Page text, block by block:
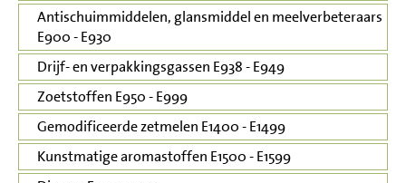
Antischuimmiddelen, glansmiddel en meelverbeteraars
E900 - E930
Drijf- en verpakkingsgassen E938 - E949
Zoetstoffen E950 - E999
Gemodificeerde zetmelen E1400 - E1499
Kunstmatige aromastoffen E1500 - E1599